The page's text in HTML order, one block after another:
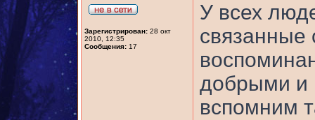
Зарегистрирован: 28 окт
2010, 12:35
Сообщения: 17
У всех
связанные
добрыми и
вспомним